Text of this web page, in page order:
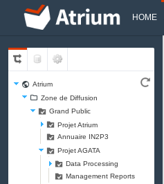
HOME
Atrium
Zone de Diffusion
Grand Public
Projet Atrium
Annuaire IN2P3
Projet AGATA
Data Processing
Management Reports